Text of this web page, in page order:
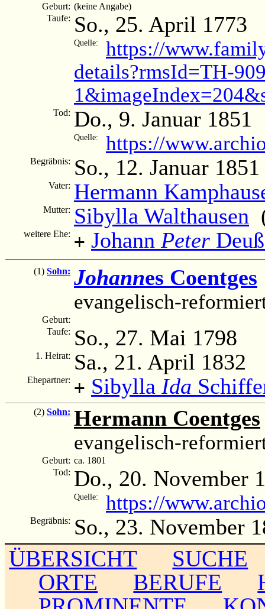
Geburt: (keine Angabe)
Taufe: So., 25. April 1773
Quelle:
https://
details?rmsId=TH-
Tod: Do., 9. Januar 1851
Quelle: https://
Begräbnis: So., 12. Januar 1851
Vater: Hermann
Mutter: Sibylla Walthausen
weitere Ehe: + Johann Peter
(1) Sohn: Johannes Coentges
evangelisch-
Geburt:
Taufe: So., 27. Mai 1798
1. Heirat: Sa., 21. April 1832
Ehepartner: + Sibylla Ida
(2) Sohn: Hermann Coentges
evangelisch-
Geburt: ca. 1801
Tod: Do., 20. November
Quelle: https://
Begräbnis: So., 23. November
ÜBERSICHT
SUCHE
ORTE
BERUFE